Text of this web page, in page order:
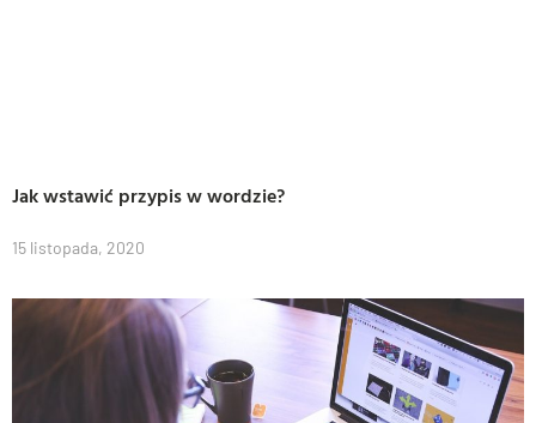
Jak wstawić przypis w wordzie?
15 listopada, 2020